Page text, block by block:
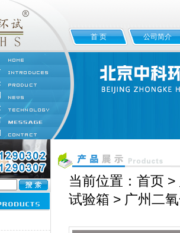
首 页 公司简介
当前位置： 首页 >
试验箱 > 广州二